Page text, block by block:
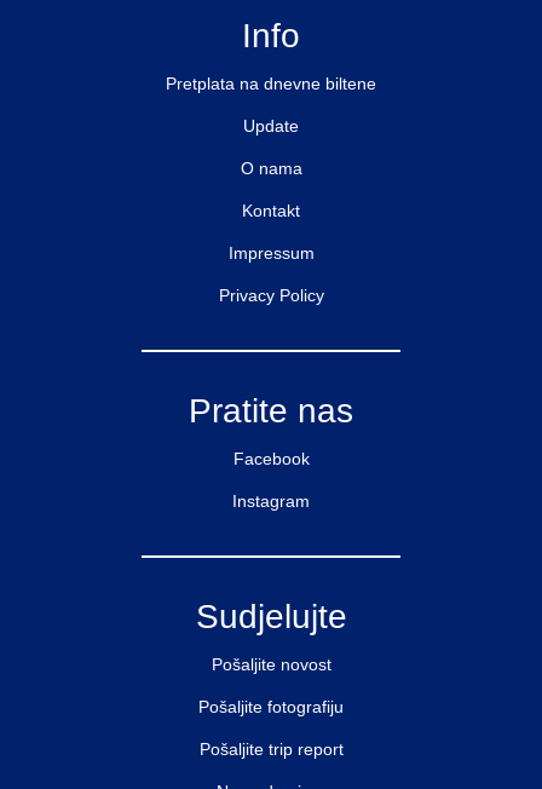
Info
Pretplata na dnevne biltene
Update
O nama
Kontakt
Impressum
Privacy Policy
Pratite nas
Facebook
Instagram
Sudjelujte
Pošaljite novost
Pošaljite fotografiju
Pošaljite trip report